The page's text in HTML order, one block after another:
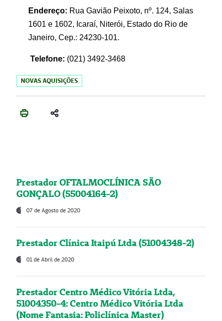
Endereço: Rua Gavião Peixoto, nº. 124, Salas
1601 e 1602, Icaraí, Niterói, Estado do Rio de
Janeiro, Cep.: 24230-101.
Telefone: (021) 3492-3468
NOVAS AQUISIÇÕES
Prestador OFTALMOCLÍNICA SÃO
GONÇALO (55004164-2)
07 de Agosto de 2020
Prestador Clínica Itaipú Ltda (51004348-2)
01 de Abril de 2020
Prestador Centro Médico Vitória Ltda,
51004350-4: Centro Médico Vitória Ltda
(Nome Fantasia: Policlínica Master)